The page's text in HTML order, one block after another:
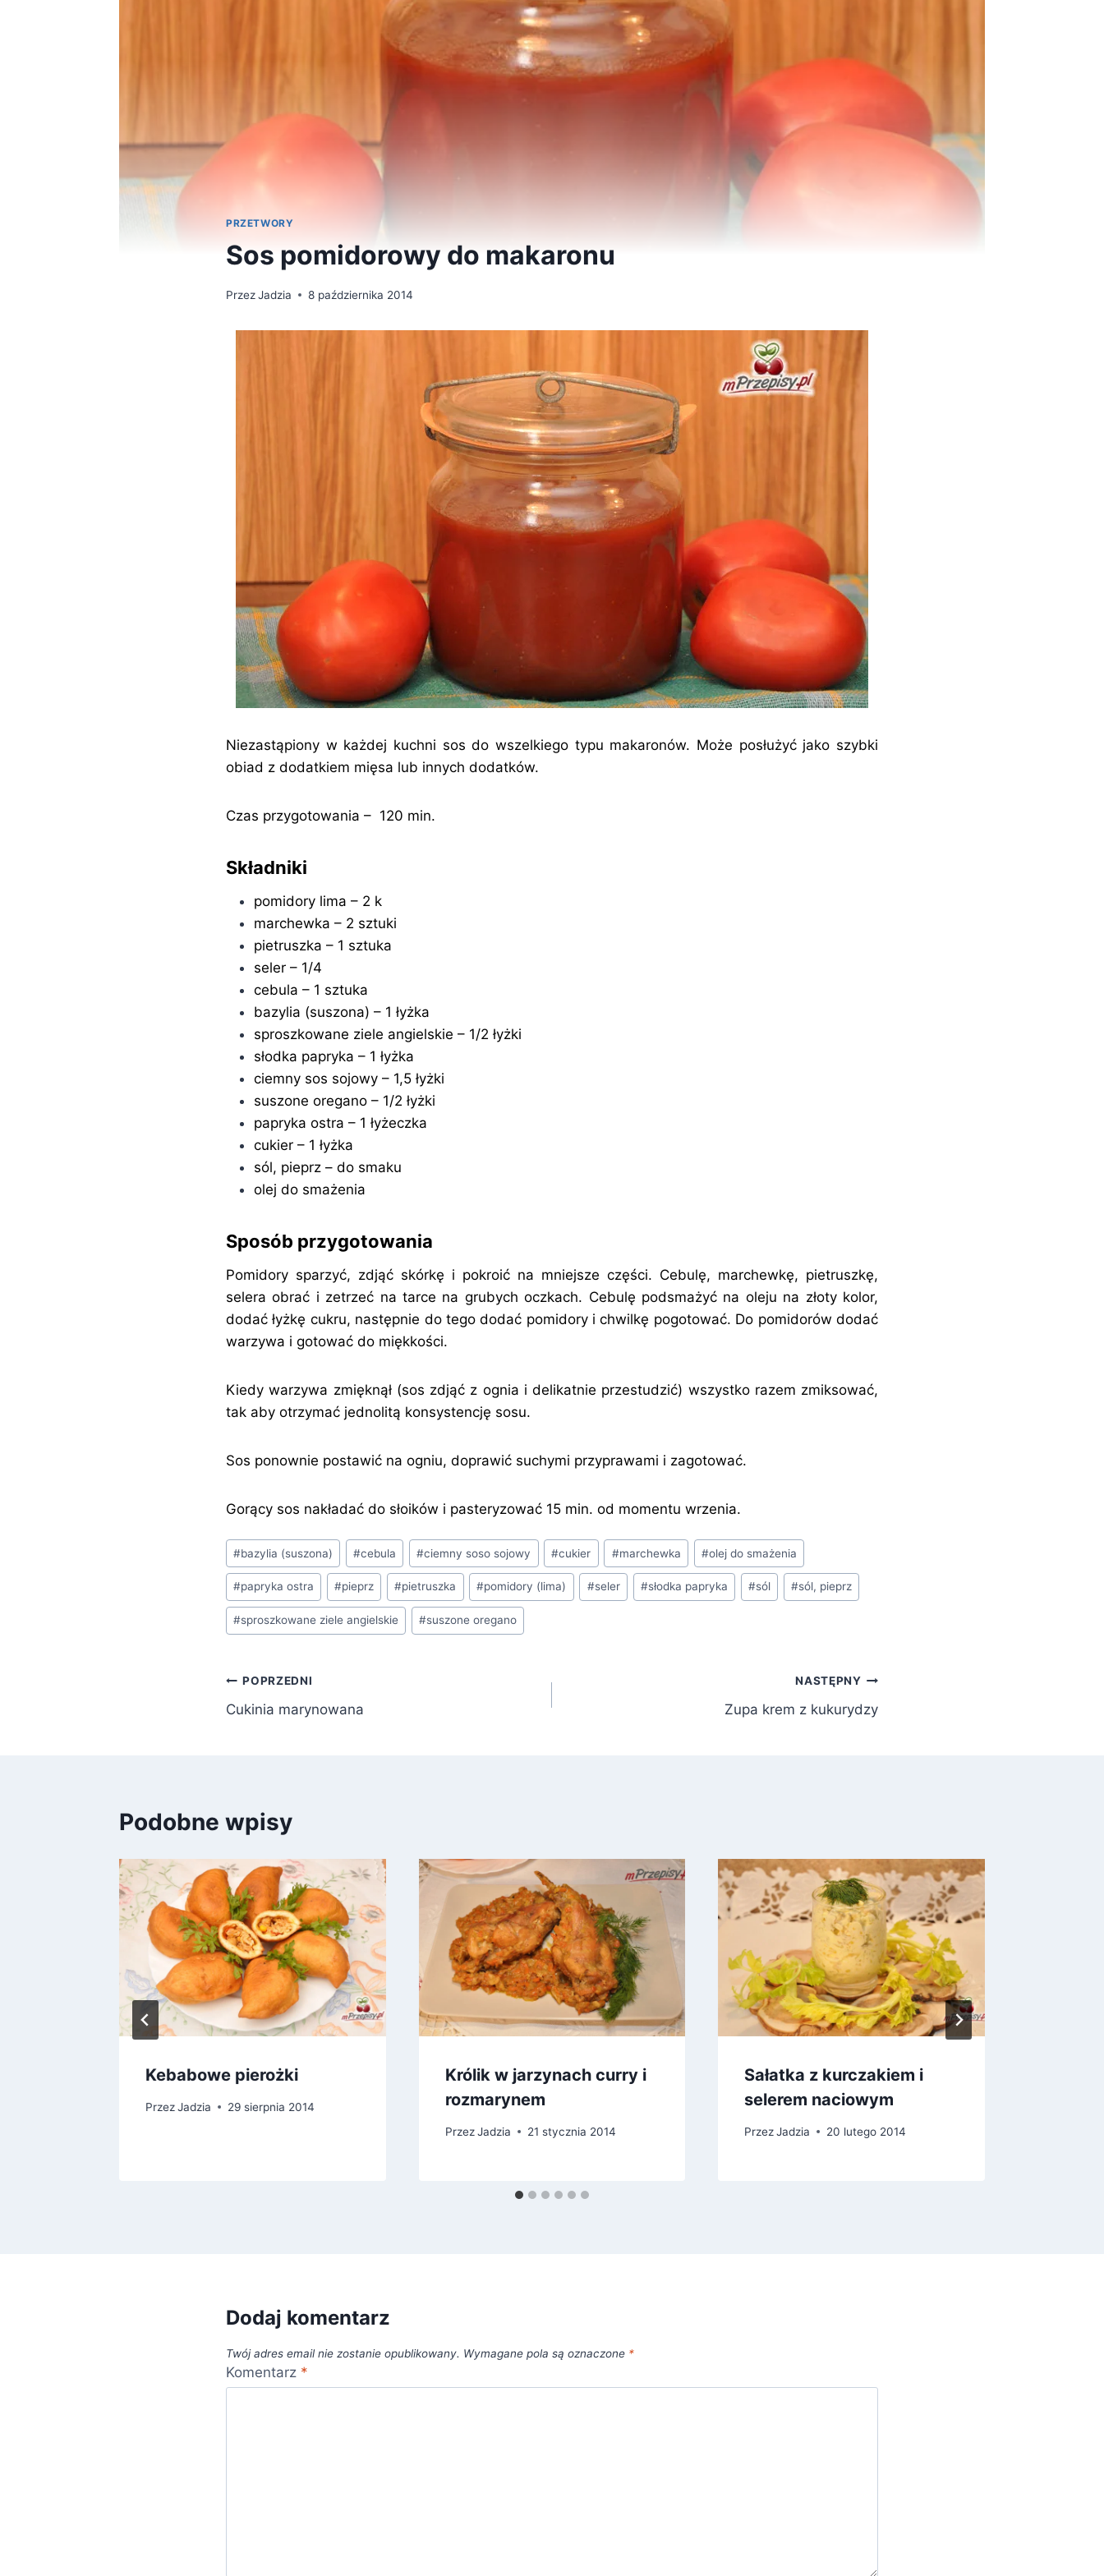
PRZETWORY
Sos pomidorowy do makaronu
PrzezJadzia 8 października 2014
Niezastąpiony w każdej kuchni sos do wszelkiego typu makaronów. Może posłużyć jako szybki
obiad z dodatkiem mięsa lub innych dodatków.
Czas przygotowania – 120 min.
Składniki
pomidory lima – 2 k
marchewka – 2 sztuki
pietruszka – 1 sztuka
seler – 1/4
cebula – 1 sztuka
bazylia (suszona) – 1 łyżka
sproszkowane ziele angielskie – 1/2 łyżki
słodka papryka – 1 łyżka
ciemny sos sojowy – 1,5 łyżki
suszone oregano – 1/2 łyżki
papryka ostra – 1 łyżeczka
cukier – 1 łyżka
sól, pieprz – do smaku
olej do smażenia
Sposób przygotowania
Pomidory sparzyć, zdjąć skórkę i pokroić na mniejsze części. Cebulę, marchewkę, pietruszkę,
selera obrać i zetrzeć na tarce na grubych oczkach. Cebulę podsmażyć na oleju na złoty kolor,
dodać łyżkę cukru, następnie do tego dodać pomidory i chwilkę pogotować. Do pomidorów dodać
warzywa i gotować do miękkości.
Kiedy warzywa zmięknął (sos zdjąć z ognia i delikatnie przestudzić) wszystko razem zmiksować,
tak aby otrzymać jednolitą konsystencję sosu.
Sos ponownie postawić na ogniu, doprawić suchymi przyprawami i zagotować.
Gorący sos nakładać do słoików i pasteryzować 15 min. od momentu wrzenia.
Tagi
wpisu:
#bazylia (suszona) #cebula #ciemny soso sojowy #cukier #marchewka #olej do smażenia
#papryka ostra #pieprz #pietruszka #pomidory (lima) #seler #słodka papryka #sól #sól, pieprz
#sproszkowane ziele angielskie #suszone oregano
Nawigacja
wpisu
POPRZEDNI
Cukinia marynowana
NASTĘPNY
Zupa krem z kukurydzy
Podobne wpisy
Kebabowe pierożki
PrzezJadzia 29 sierpnia 2014
Królik w jarzynach curry i
rozmarynem
Przez Jadzia 21 stycznia 2014
Sałatka z kurczakiem i
selerem naciowym
Przez Jadzia 20 lutego 2014
Dodaj komentarz
Twój adres email nie zostanie opublikowany. Wymagane pola są oznaczone *
Komentarz *